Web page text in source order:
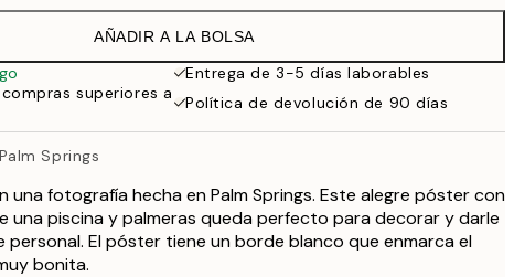
AÑADIR A LA BOLSA
Entrega de 3-5 días laborables
superiores a
Política de devolución de 90 días
Springs
una fotografía hecha en Palm Springs. Este alegre póster con
una piscina y palmeras queda perfecto para decorar y darle
El póster tiene un borde blanco que enmarca el
bonita.